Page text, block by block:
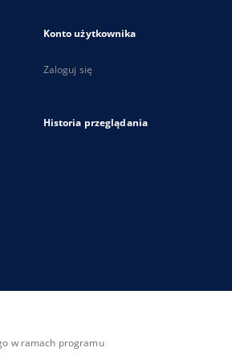
Konto użytkownika
Zaloguj się
Historia przeglądania
w ramach programu